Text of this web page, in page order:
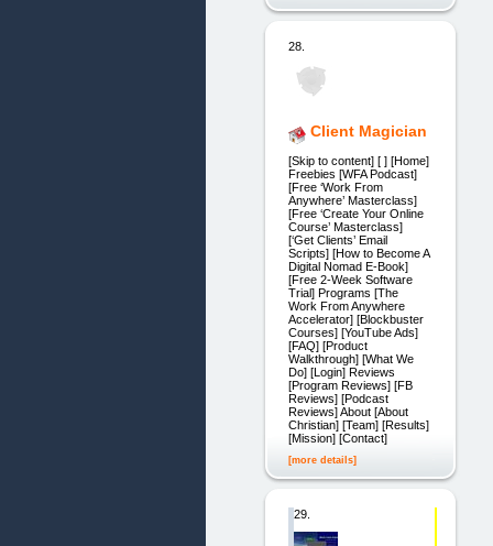
28.
Client Magician
[Skip to content] [ ] [Home]
Freebies [WFA Podcast]
[Free ‘Work From
Anywhere’ Masterclass]
[Free ‘Create Your Online
Course’ Masterclass]
[‘Get Clients’ Email
Scripts] [How to Become A
Digital Nomad E-Book]
[Free 2-Week Software
Trial] Programs [The
Work From Anywhere
Accelerator] [Blockbuster
Courses] [YouTube Ads]
[FAQ] [Product
Walkthrough] [What We
Do] [Login] Reviews
[Program Reviews] [FB
Reviews] [Podcast
Reviews] About [About
Christian] [Team] [Results]
[Mission] [Contact]
[more details]
29.